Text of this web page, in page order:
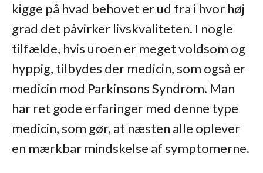
kigge på hvad behovet er ud fra i hvor høj
grad det påvirker livskvaliteten. I nogle
tilfælde, hvis uroen er meget voldsom og
hyppig, tilbydes der medicin, som også er
medicin mod Parkinsons Syndrom. Man
har ret gode erfaringer med denne type
medicin, som gør, at næsten alle oplever
en mærkbar mindskelse af symptomerne.